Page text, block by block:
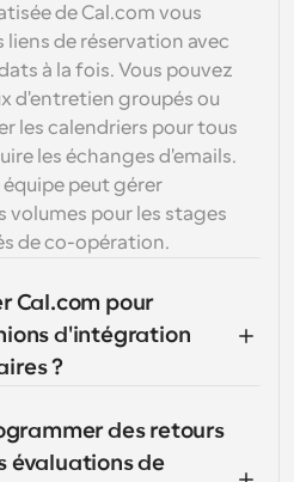
de Cal.com vous
de réservation avec
à la fois. Vous pouvez
d'entretien groupés ou
les calendriers pour tous
les échanges d'emails.
peut gérer
pour les stages
de co-opération.
Cal.com pour
d'intégration
?
des retours
évaluations de